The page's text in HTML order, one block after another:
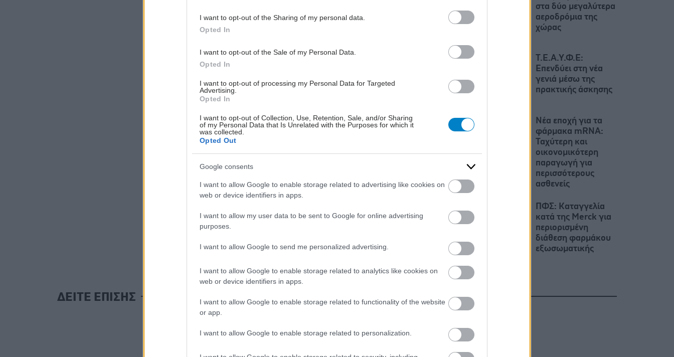
I want to opt-out of the Sharing of my personal data.
Opted In
I want to opt-out of the Sale of my Personal Data.
Opted In
I want to opt-out of processing my Personal Data for Targeted
Advertising.
Opted In
I want to opt-out of Collection, Use, Retention, Sale, and/or Sharing
of my Personal Data that Is Unrelated with the Purposes for which it
was collected.
Opted Out
Google consents
I want to allow Google to enable storage related to advertising like cookies on
web or device identifiers in apps.
I want to allow my user data to be sent to Google for online advertising
purposes.
I want to allow Google to send me personalized advertising.
I want to allow Google to enable storage related to analytics like cookies on
web or device identifiers in apps.
I want to allow Google to enable storage related to functionality of the website
or app.
I want to allow Google to enable storage related to personalization.
στα δύο μεγαλύτερα
αεροδρόμια της
χώρας
Τ.Ε.Α.Υ.Φ.Ε:
Επενδύει στη νέα
γενιά μέσω της
πρακτικής άσκησης
Νέα εποχή για τα
φάρμακα mRNA:
Ταχύτερη και
οικονομικότερη
παραγωγή για
περισσότερους
ασθενείς
ΠΦΣ: Καταγγελία
κατά της Merck για
περιορισμένη
διάθεση φαρμάκου
εξωσωματικής
ΔΕΙΤΕ ΕΠΙΣΗΣ